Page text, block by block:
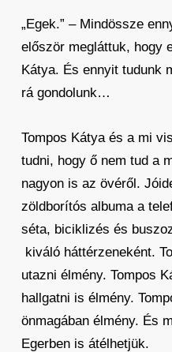
„Egek.” – Mindössze
először megláttuk, hogy
Kátya. És ennyit tudunk
rá gondolunk…
Tompos Kátya és a mi
tudni, hogy ő nem tud a
nagyon is az övéről.
zöldborítós albuma a
séta, biciklizés és
kiváló háttérzeneként.
utazni élmény. Tompos
hallgatni is élmény.
önmagában élmény. És
Egerben is átélhetjük.